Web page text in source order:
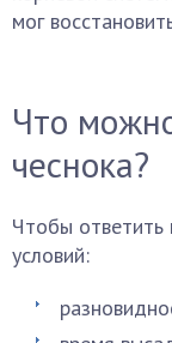
мог
Что
чеснока?
Чтобы ответить
условий: